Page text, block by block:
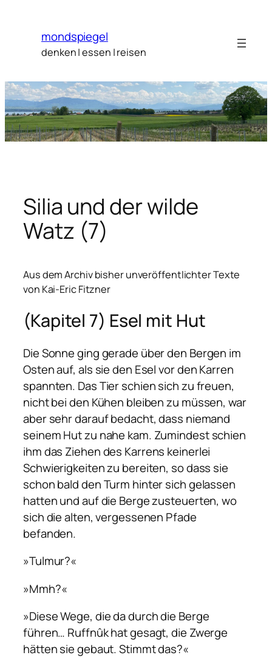
springen
mondspiegel
denken | essen | reisen
Silia und der wilde
Watz (7)
Aus dem Archiv bisher unveröffentlichter Texte
von Kai-Eric Fitzner
(Kapitel 7) Esel mit Hut
Die Sonne ging gerade über den Bergen im
Osten auf, als sie den Esel vor den Karren
spannten. Das Tier schien sich zu freuen,
nicht bei den Kühen bleiben zu müssen, war
aber sehr darauf bedacht, dass niemand
seinem Hut zu nahe kam. Zumindest schien
ihm das Ziehen des Karrens keinerlei
Schwierigkeiten zu bereiten, so dass sie
schon bald den Turm hinter sich gelassen
hatten und auf die Berge zusteuerten, wo
sich die alten, vergessenen Pfade
befanden.
»Tulmur?«
»Mmh?«
»Diese Wege, die da durch die Berge
führen… Ruffnûk hat gesagt, die Zwerge
hätten sie gebaut. Stimmt das?«